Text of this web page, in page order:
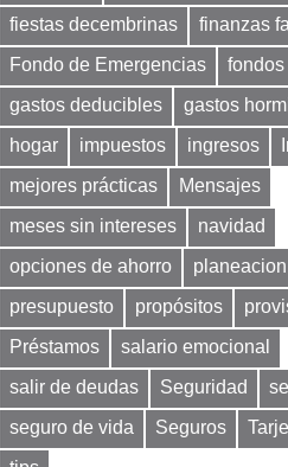
fiestas decembrinas
finanzas
Fondo de Emergencias
gastos deducibles
gastos
hogar
impuestos ingresos
mejores prácticas
Mensajes
meses sin intereses
navidad
opciones de ahorro
planeacion
presupuesto
propósitos
Préstamos
salario emocional
salir de deudas
Seguridad
seguro de vida
Seguros